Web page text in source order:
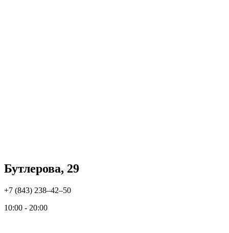
Бутлерова, 29
+7 (843) 238‒42‒50
10:00 - 20:00